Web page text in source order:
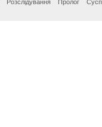
Розслідування Пролог